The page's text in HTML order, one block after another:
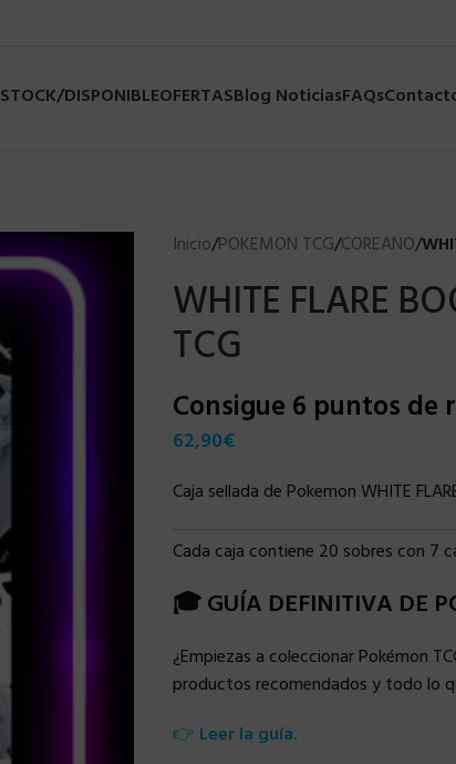
STOCK/DISPONIBLEOFERTASBlog NoticiasFAQs
Inicio/POKEMON TCG/COREANO/
WHITE FLARE
TCG
Consigue 6 puntos de
62,90€
Caja sellada de Pokemon WHITE
Cada caja contiene 20 sobres con 7
🎓 GUÍA DEFINITIVA DE
¿Empiezas a coleccionar Pokémon
productos recomendados y todo lo
👉 Leer la guía.